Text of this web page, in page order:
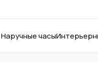
Наручные часы